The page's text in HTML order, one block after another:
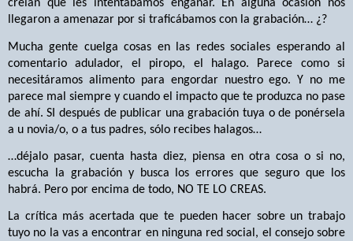
creían que les intentábamos engañar. En alguna ocasión nos
llegaron a amenazar por si traficábamos con la grabación… ¿?
Mucha gente cuelga cosas en las redes sociales esperando al
comentario adulador, el piropo, el halago. Parece como si
necesitáramos alimento para engordar nuestro ego. Y no me
parece mal siempre y cuando el impacto que te produzca no pase
de ahí. SI después de publicar una grabación tuya o de ponérsela
a u novia/o, o a tus padres, sólo recibes halagos…
…déjalo pasar, cuenta hasta diez, piensa en otra cosa o si no,
escucha la grabación y busca los errores que seguro que los
habrá. Pero por encima de todo, NO TE LO CREAS.
La crítica más acertada que te pueden hacer sobre un trabajo
tuyo no la vas a encontrar en ninguna red social, el consejo sobre